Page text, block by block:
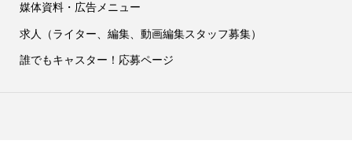
媒体資料・広告メニュー
求人（ライター、編集、動画編集スタッフ募集）
誰でもキャスター！応募ページ